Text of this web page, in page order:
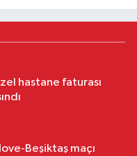
hastane faturası
Beşiktaş maçı